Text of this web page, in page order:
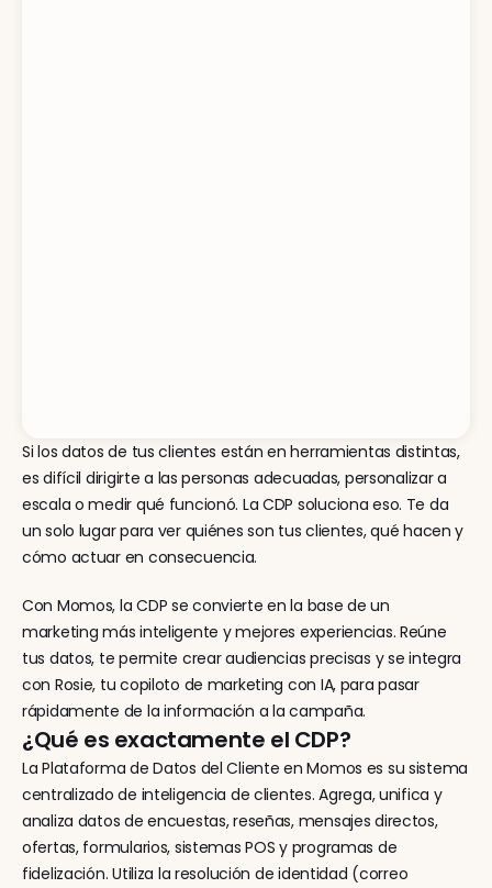
Si los datos de tus clientes están en herramientas distintas,
es difícil dirigirte a las personas adecuadas, personalizar a
escala o medir qué funcionó. La CDP soluciona eso. Te da
un solo lugar para ver quiénes son tus clientes, qué hacen y
cómo actuar en consecuencia.
Con Momos, la CDP se convierte en la base de un
marketing más inteligente y mejores experiencias. Reúne
tus datos, te permite crear audiencias precisas y se integra
con Rosie, tu copiloto de marketing con IA, para pasar
rápidamente de la información a la campaña.
¿Qué es exactamente el CDP?
La Plataforma de Datos del Cliente en Momos es su sistema
centralizado de inteligencia de clientes. Agrega, unifica y
analiza datos de encuestas, reseñas, mensajes directos,
ofertas, formularios, sistemas POS y programas de
fidelización. Utiliza la resolución de identidad (correo